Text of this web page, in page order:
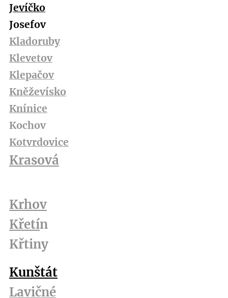
Jevíčko
Josefov
Kladoruby
Klevetov
Klepačov
Kněževísko
Knínice
Kochov
Kotvrdovice
Krasová
Krhov
Křetín
Křtiny
Kunštát
Lavičné